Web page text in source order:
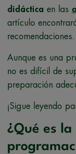
didáctica en las
artículo
recomendaciones.
Aunque es una
no es difícil de
preparación
¡Sigue leyendo
¿Qué es